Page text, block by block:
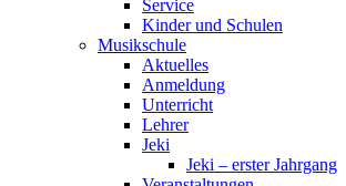
Service
Kinder und Schulen
Musikschule
Aktuelles
Anmeldung
Unterricht
Lehrer
Jeki
Jeki – erster Jahrgang